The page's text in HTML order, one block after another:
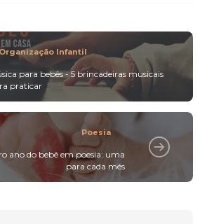
Organização Infantil
para bebês - 5 brincadeiras musicais
praticar
Poesia
ano do bebê em poesia: uma
para cada mês